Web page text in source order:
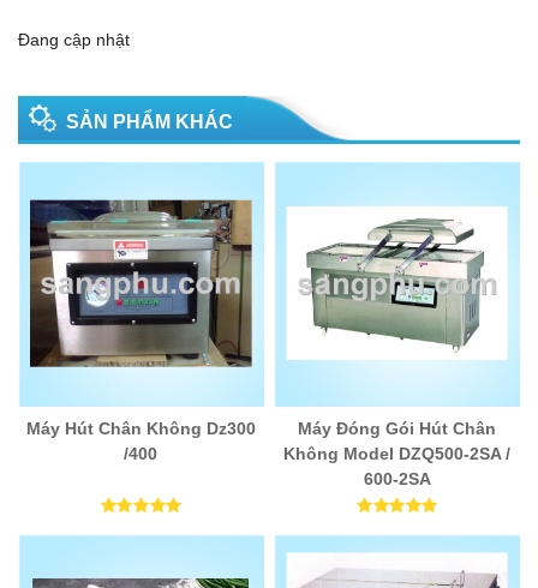
Đang cập nhật
SẢN PHẨM KHÁC
Máy Hút Chân Không Dz300
/400
Máy Đóng Gói Hút Chân
Không Model DZQ500-2SA /
600-2SA